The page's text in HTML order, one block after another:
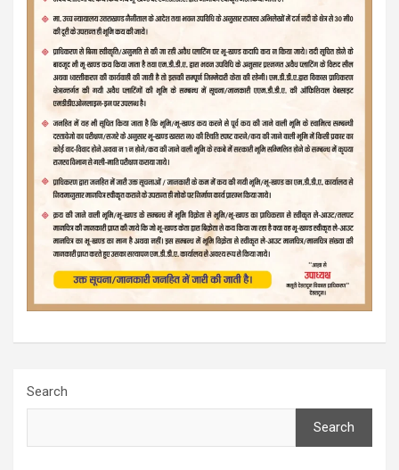
Search
Search